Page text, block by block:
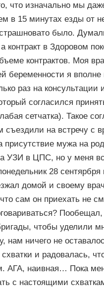
что изначально мы
в 15 минутах езды от
было.
а контракт в Здоровом
контрактов. Моя
беременности я
раз на
согласился
сетчатка). Такое
на встречу с
присутствие мужа на
УЗИ в ЦПС, но у меня
28
домой и своему
сам он приехать не
чтобы уделили
нам ничего не
и радовалась,
АГА, наивная… Пока
с настоящими